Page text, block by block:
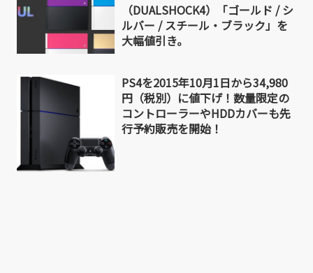
（DUALSHOCK4）「ゴールド / シ
ルバー / スチール・ブラック」を
大幅値引き。
PS4を2015年10月1日から34,980
円（税別）に値下げ！数量限定の
コントローラーやHDDカバーも先
行予約販売を開始！